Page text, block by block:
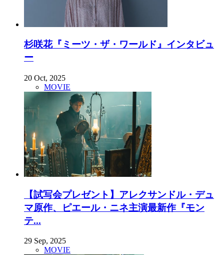
杉咲花『ミーツ・ザ・ワールド』インタビュ
ー
20 Oct, 2025
MOVIE
【試写会プレゼント】アレクサンドル・デュ
マ原作、ピエール・ニネ主演最新作『モン
テ...
29 Sep, 2025
MOVIE